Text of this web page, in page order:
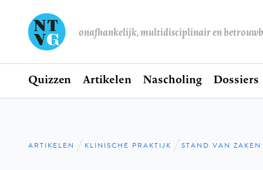
onafhankelijk, multidisciplinair en
Hoofdnavigatie
Home
Quizzen Artikelen Nascholing Dossiers
Kruimelpad
ARTIKELEN KLINISCHE PRAKTIJK STAND VAN ZAKEN